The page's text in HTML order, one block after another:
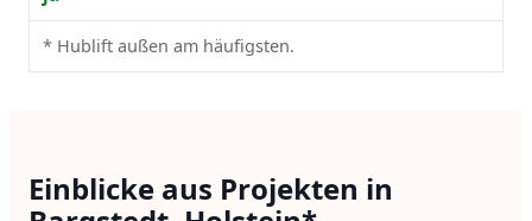
* Hublift außen am häufigsten.
Einblicke aus Projekten in